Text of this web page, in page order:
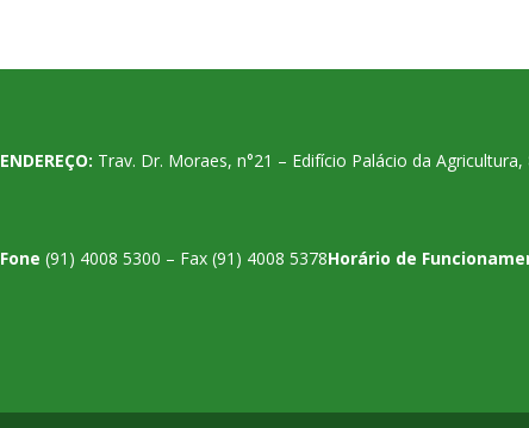
ENDEREÇO: Trav. Dr. Moraes, n°21 – Edifício Palácio da
Fone (91) 4008 5300 – Fax (91) 4008 5378Horário de